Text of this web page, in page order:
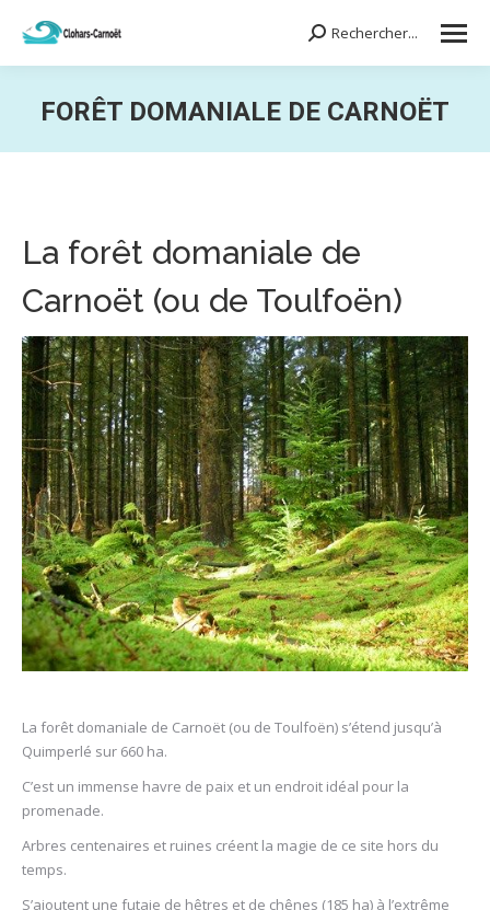
Search:Rechercher...
FORÊT DOMANIALE DE CARNOËT
La forêt domaniale de
Carnoët (ou de Toulfoën)
La forêt domaniale de Carnoët (ou de Toulfoën) s’étend jusqu’à
Quimperlé sur 660 ha.
C’est un immense havre de paix et un endroit idéal pour la
promenade.
Arbres centenaires et ruines créent la magie de ce site hors du
temps.
S’ajoutent une futaie de hêtres et de chênes (185 ha) à l’extrême